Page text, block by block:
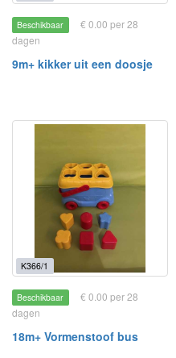
Beschikbaar
€ 0.00 per 28
dagen
9m+ kikker uit een doosje
K366/1
Beschikbaar
€ 0.00 per 28
dagen
18m+ Vormenstoof bus